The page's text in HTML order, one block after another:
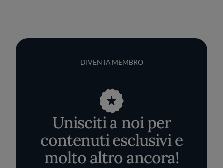
DIVENTA MEMBRO
Unisciti a noi per
contenuti esclusivi e
molto altro ancora!